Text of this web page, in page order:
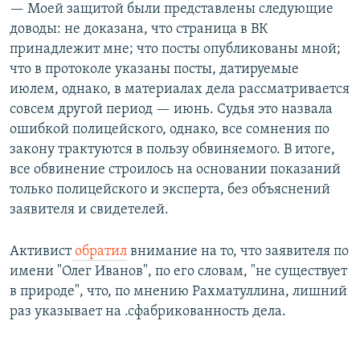
— Моей защитой были представлены следующие
доводы: не доказана, что страница в ВК
принадлежит мне; что посты опубликованы мной;
что в протоколе указаны посты, датируемые
июлем, однако, в материалах дела рассматривается
совсем другой период — июнь. Судья это назвала
ошибкой полицейского, однако, все сомнения по
закону трактуются в пользу обвиняемого. В итоге,
все обвинение строилось на основании показаний
только полицейского и эксперта, без объяснений
заявителя и свидетелей.
Активистобратил внимание на то, что заявителя по
имени "Олег Иванов", по его словам, "не существует
в природе", что, по мнению Рахматуллина, лишний
раз указывает на .сфабрикованность дела.